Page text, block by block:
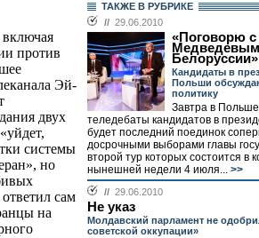
против
Эй-
двух
системы
но
сам
на
ТАКЖЕ В РУБРИКЕ
// 29.06.2010
«Поговорю с
Белоруссии»
Кандидаты в
Польши
политику
Завтра в
теледебаты кандидатов в
будет последний поединок
досрочными выборами главы
второй тур которых состоится в
нынешней недели 4 июля... >>
// 29.06.2010
Не указ
Молдавский парламент не
советской оккупации»